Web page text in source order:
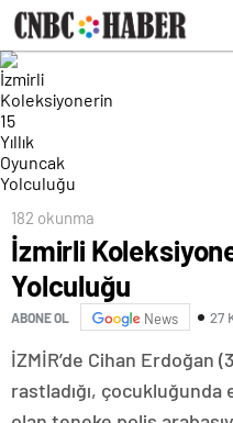
182 okunma
İzmirli
Yolculuğu
ABONE OL News 27
İZMİR’de Cihan Erdoğan
rastladığı,